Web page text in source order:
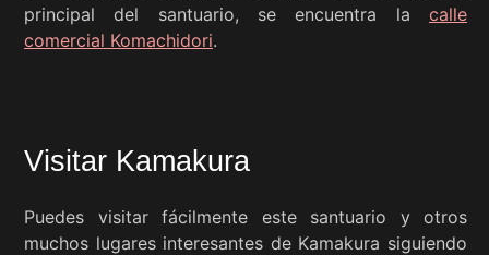
principal del santuario, se encuentra la calle
comercial Komachidori.
Visitar Kamakura
Puedes visitar fácilmente este santuario y otros
muchos lugares interesantes de Kamakura siguiendo